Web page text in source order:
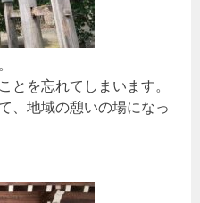
とを忘れてしまいます。
、地域の憩いの場になっ